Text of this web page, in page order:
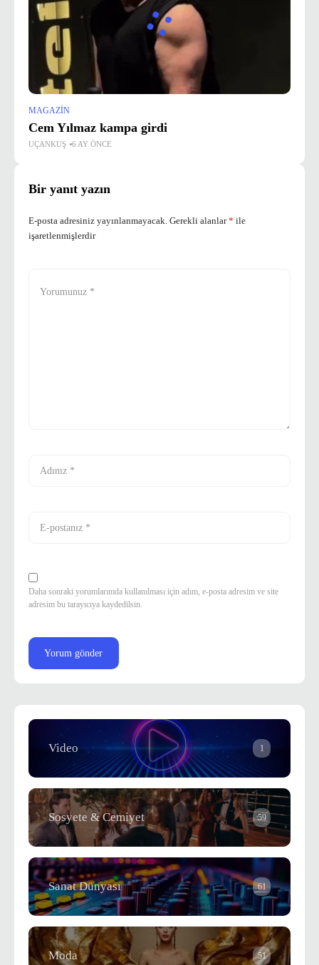
MAGAZIN
Cem Yılmaz kampa girdi
UÇANKUŞ 6 AY ÖNCE
Bir yanıt yazın
E-posta adresiniz yayınlanmayacak. Gerekli alanlar* ile
işaretlenmişlerdir
Daha sonraki yorumlarımda kullanılması için adım, e-posta adresim ve site
adresim bu tarayıcıya kaydedilsin.
Video 1
Sosyete & Cemiyet 59
Sanat Dünyası 61
Moda 51